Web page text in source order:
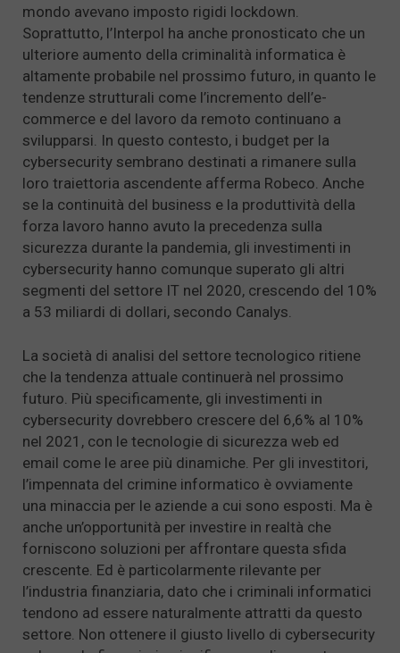
mondo avevano imposto rigidi lockdown.
Soprattutto, l’Interpol ha anche pronosticato che un
ulteriore aumento della criminalità informatica è
altamente probabile nel prossimo futuro, in quanto le
tendenze strutturali come l’incremento dell’e-
commerce e del lavoro da remoto continuano a
svilupparsi. In questo contesto, i budget per la
cybersecurity sembrano destinati a rimanere sulla
loro traiettoria ascendente afferma Robeco. Anche
se la continuità del business e la produttività della
forza lavoro hanno avuto la precedenza sulla
sicurezza durante la pandemia, gli investimenti in
cybersecurity hanno comunque superato gli altri
segmenti del settore IT nel 2020, crescendo del 10%
a 53 miliardi di dollari, secondo Canalys.
La società di analisi del settore tecnologico ritiene
che la tendenza attuale continuerà nel prossimo
futuro. Più specificamente, gli investimenti in
cybersecurity dovrebbero crescere del 6,6% al 10%
nel 2021, con le tecnologie di sicurezza web ed
email come le aree più dinamiche. Per gli investitori,
l’impennata del crimine informatico è ovviamente
una minaccia per le aziende a cui sono esposti. Ma è
anche un’opportunità per investire in realtà che
forniscono soluzioni per affrontare questa sfida
crescente. Ed è particolarmente rilevante per
l’industria finanziaria, dato che i criminali informatici
tendono ad essere naturalmente attratti da questo
settore. Non ottenere il giusto livello di cybersecurity